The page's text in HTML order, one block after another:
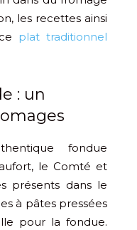
les recettes ainsi
plat traditionnel
: un
fondue
le Comté et
présents dans le
à pâtes pressées
pour la fondue.